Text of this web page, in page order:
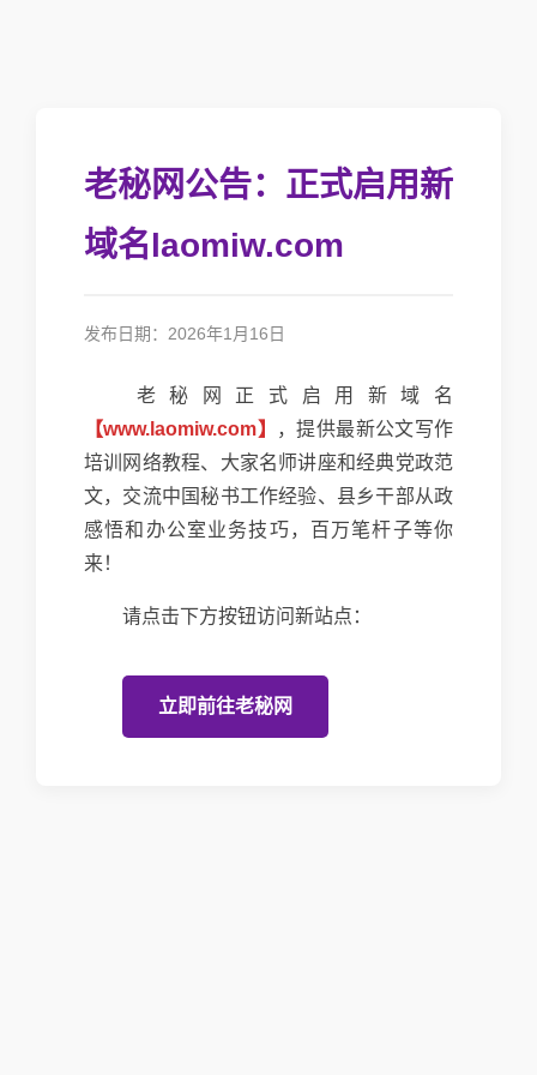
老秘网公告：正式启用新
域名laomiw.com
发布日期：2026年1月16日
老秘网正式启用新域名
【www.laomiw.com】
，提供最新公文写作
培训网络教程、大家名师讲座和经典党政范
文，交流中国秘书工作经验、县乡干部从政
感悟和办公室业务技巧，百万笔杆子等你
来！
请点击下方按钮访问新站点：
立即前往老秘网